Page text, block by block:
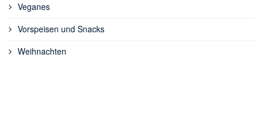
Veganes
Vorspeisen und Snacks
Weihnachten